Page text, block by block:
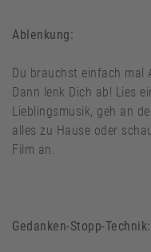
Ablenkung:
Du brauchst einfach mal
Dann lenk Dich ab! Lies
Lieblingsmusik, geh an
alles zu Hause oder
Film an.
Gedanken-Stopp-Technik: